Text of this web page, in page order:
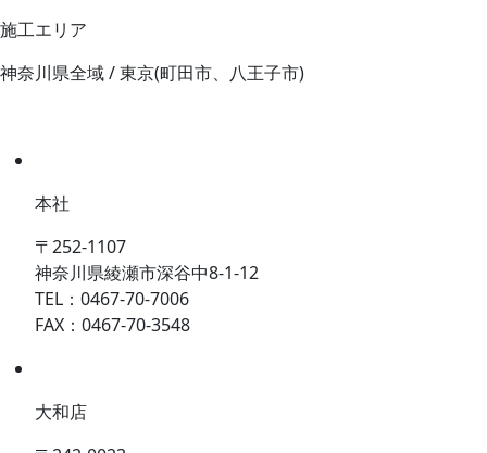
施工エリア
神奈川県全域 / 東京(町田市、八王子市)
本社
〒252-1107
神奈川県綾瀬市深谷中8-1-12
TEL：0467-70-7006
FAX：0467-70-3548
大和店